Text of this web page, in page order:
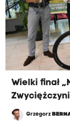
Wielki finał
Grzegorz